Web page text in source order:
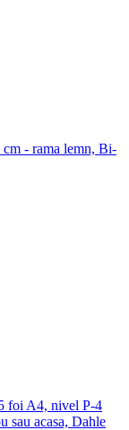
- rama lemn, Bi-
foi A4, nivel P-4
sau acasa, Dahle